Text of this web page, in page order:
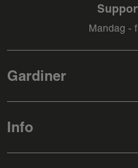
Mandag -
Gardiner
Info